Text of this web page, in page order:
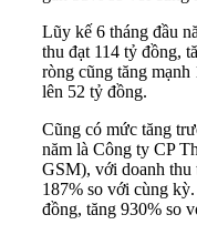
Lũy kế 6 tháng đầu
thu đạt 114 tỷ đồng,
ròng cũng tăng
lên 52 tỷ đồng.
Cũng có mức tăng
năm là Công ty CP
GSM), với doanh thu
187% so với cùng
đồng, tăng 930% so